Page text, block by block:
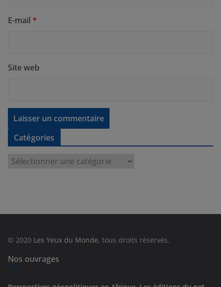
E-mail *
Site web
Catégories
e
s
© 2020 Les Yeux du Monde, tous droits réservés.
Nos ouvrages